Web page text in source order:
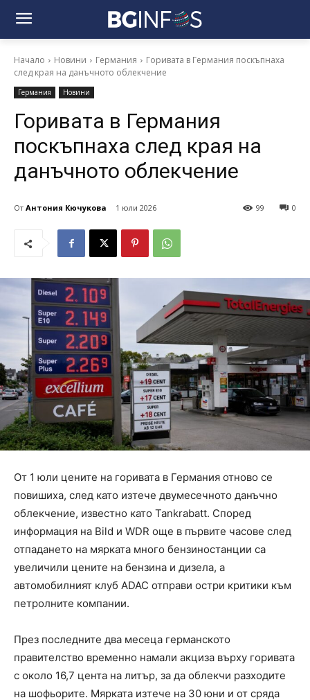
Начало Новини Германия
Горивата в Германия поскъпнаха
след края на данъчното облекчение
Германия Новини
Горивата в Германия
поскъпнаха след края на
данъчното облекчение
От Антония Кючукова 1 юли 2026 0
99
От 1 юли цените на горивата в Германия отново се
повишиха, след като изтече двумесечното данъчно
облекчение, известно като Tankrabatt. Според
информация на Bild и WDR още в първите часове след
отпадането на мярката много бензиностанции са
увеличили цените на бензина и дизела, а
автомобилният клуб ADAC отправи остри критики към
петролните компании.
През последните два месеца германското
правителство временно намали акциза върху горивата
с около 16,7 цента на литър, за да облекчи разходите
на шофьорите. Мярката изтече на 30 юни и от сряда